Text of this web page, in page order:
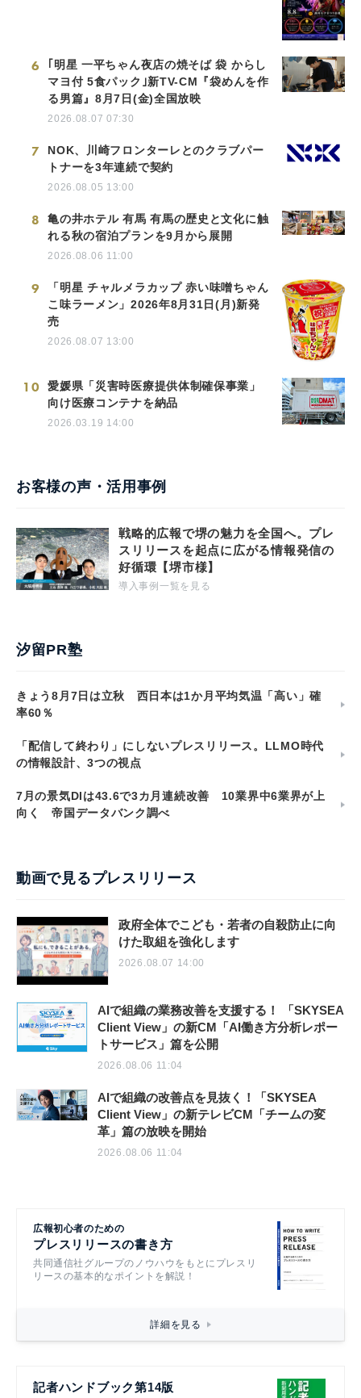
6
｢明星 一平ちゃん夜店の焼そば 袋 からし
マヨ付 5食パック｣新TV-CM『袋めんを作
る男篇』8月7日(金)全国放映
2026.08.07 07:30
7
NOK、川崎フロンターレとのクラブパー
トナーを3年連続で契約
2026.08.05 13:00
8
亀の井ホテル 有馬 有馬の歴史と文化に触
れる秋の宿泊プランを9月から展開
2026.08.06 11:00
9
「明星 チャルメラカップ 赤い味噌ちゃん
こ味ラーメン」2026年8月31日(月)新発
売
2026.08.07 13:00
10
愛媛県「災害時医療提供体制確保事業」
向け医療コンテナを納品
2026.03.19 14:00
お客様の声・活用事例
戦略的広報で堺の魅力を全国へ。プレ
スリリースを起点に広がる情報発信の
好循環【堺市様】
導入事例一覧を見る
汐留PR塾
きょう8月7日は立秋 西日本は1か月平均気温「高い」確
率60％
「配信して終わり」にしないプレスリリース。LLMO時代
の情報設計、3つの視点
7月の景気DIは43.6で3カ月連続改善 10業界中6業界が上
向く 帝国データバンク調べ
動画で見るプレスリリース
政府全体でこども・若者の自殺防止に向
けた取組を強化します
2026.08.07 14:00
AIで組織の業務改善を支援する！ 「SKYSEA
Client View」の新CM「AI働き方分析レポー
トサービス」篇を公開
2026.08.06 11:04
AIで組織の改善点を見抜く！「SKYSEA
Client View」の新テレビCM「チームの変
革」篇の放映を開始
2026.08.06 11:04
広報初心者のための
プレスリリースの書き方
共同通信社グループのノウハウをもとにプレスリ
リースの基本的なポイントを解説！
詳細を見る
記者ハンドブック第14版